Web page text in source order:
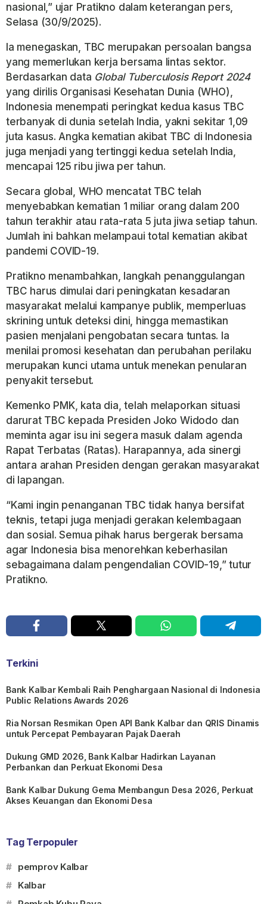
nasional,” ujar Pratikno dalam keterangan pers,
Selasa (30/9/2025).
Ia menegaskan, TBC merupakan persoalan bangsa
yang memerlukan kerja bersama lintas sektor.
Berdasarkan data Global Tuberculosis Report 2024
yang dirilis Organisasi Kesehatan Dunia (WHO),
Indonesia menempati peringkat kedua kasus TBC
terbanyak di dunia setelah India, yakni sekitar 1,09
juta kasus. Angka kematian akibat TBC di Indonesia
juga menjadi yang tertinggi kedua setelah India,
mencapai 125 ribu jiwa per tahun.
Secara global, WHO mencatat TBC telah
menyebabkan kematian 1 miliar orang dalam 200
tahun terakhir atau rata-rata 5 juta jiwa setiap tahun.
Jumlah ini bahkan melampaui total kematian akibat
pandemi COVID-19.
Pratikno menambahkan, langkah penanggulangan
TBC harus dimulai dari peningkatan kesadaran
masyarakat melalui kampanye publik, memperluas
skrining untuk deteksi dini, hingga memastikan
pasien menjalani pengobatan secara tuntas. Ia
menilai promosi kesehatan dan perubahan perilaku
merupakan kunci utama untuk menekan penularan
penyakit tersebut.
Kemenko PMK, kata dia, telah melaporkan situasi
darurat TBC kepada Presiden Joko Widodo dan
meminta agar isu ini segera masuk dalam agenda
Rapat Terbatas (Ratas). Harapannya, ada sinergi
antara arahan Presiden dengan gerakan masyarakat
di lapangan.
“Kami ingin penanganan TBC tidak hanya bersifat
teknis, tetapi juga menjadi gerakan kelembagaan
dan sosial. Semua pihak harus bergerak bersama
agar Indonesia bisa menorehkan keberhasilan
sebagaimana dalam pengendalian COVID-19,” tutur
Pratikno.
Terkini
Bank Kalbar Kembali Raih Penghargaan Nasional di Indonesia
Public Relations Awards 2026
Ria Norsan Resmikan Open API Bank Kalbar dan QRIS Dinamis
untuk Percepat Pembayaran Pajak Daerah
Dukung GMD 2026, Bank Kalbar Hadirkan Layanan
Perbankan dan Perkuat Ekonomi Desa
Bank Kalbar Dukung Gema Membangun Desa 2026, Perkuat
Akses Keuangan dan Ekonomi Desa
Tag Terpopuler
# pemprov Kalbar
# Kalbar